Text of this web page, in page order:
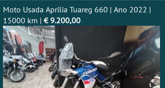
Moto Usada Aprilia Tuareg 660 | Ano 2022 |
15000 km | € 9.200,00